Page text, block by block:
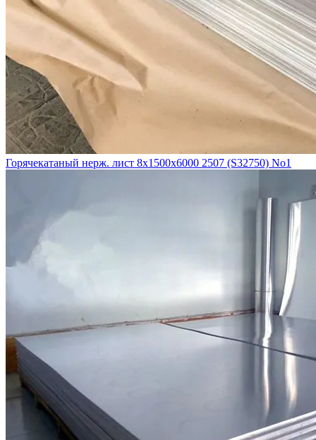
Горячекатаный нерж. лист 8х1500х6000 2507 (S32750) No1